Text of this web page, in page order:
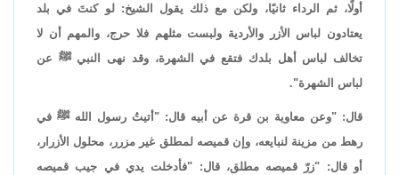
أولًا، ثم الرداء ثانيًا، ولكن مع ذلك يقول الشيخ: لو كنتَ في بلد
يعتادون لباس الأزر والأردية ولبست مثلهم فلا حرج، والمهم أن لا
تخالف لباس أهل بلدك فتقع في الشهرة، وقد نهى النبي ﷺ عن
لباس الشهرة".
قال: "وعن معاوية بن قرة عن أبيه قال: "أتيتُ رسول الله ﷺ في
رهط من مزينة لنبايعه، وإن قميصه لمطلق غير مزرر، محلول الأزرار،
أو قال: "زرّ قميصه مطلق، قال: "فأدخلت يدي في جيب قميصه